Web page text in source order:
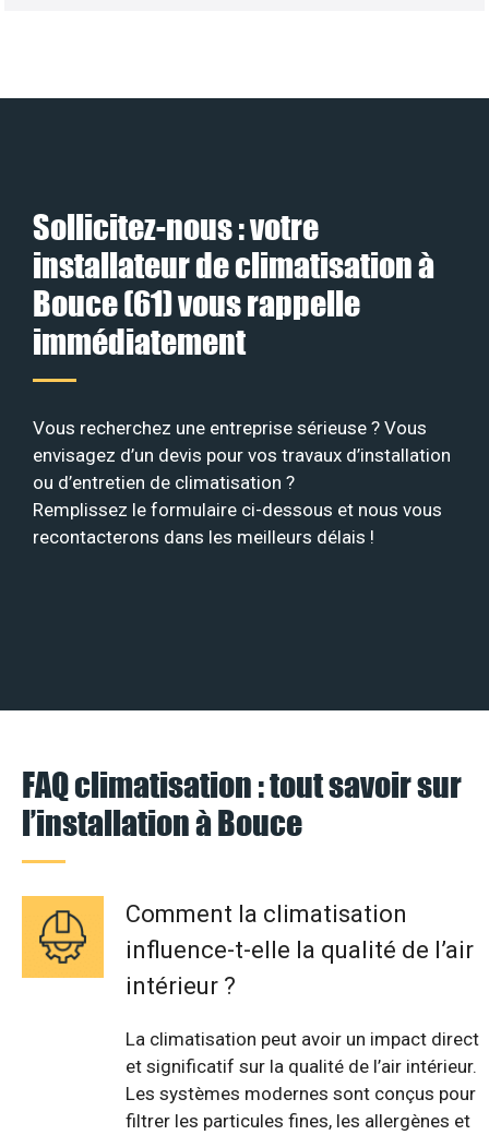
Sollicitez-nous : votre
installateur de climatisation à
Bouce (61) vous rappelle
immédiatement
Vous recherchez une entreprise sérieuse ? Vous
envisagez d’un devis pour vos travaux d’installation
ou d’entretien de climatisation ?
Remplissez le formulaire ci-dessous et nous vous
recontacterons dans les meilleurs délais !
FAQ climatisation : tout savoir sur
l’installation à Bouce
Comment la climatisation
influence-t-elle la qualité de l’air
intérieur ?
La climatisation peut avoir un impact direct
et significatif sur la qualité de l’air intérieur.
Les systèmes modernes sont conçus pour
filtrer les particules fines, les allergènes et